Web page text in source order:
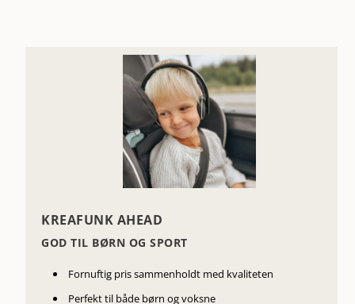
KREAFUNK AHEAD
GOD TIL BØRN OG SPORT
Fornuftig pris sammenholdt med kvaliteten
Perfekt til både børn og voksne